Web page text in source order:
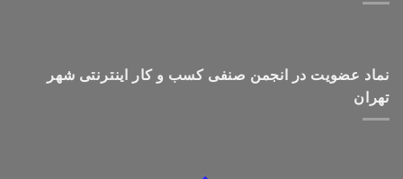
نماد عضویت در انجمن صنفی کسب و کار اینترنتی شهر
تهران